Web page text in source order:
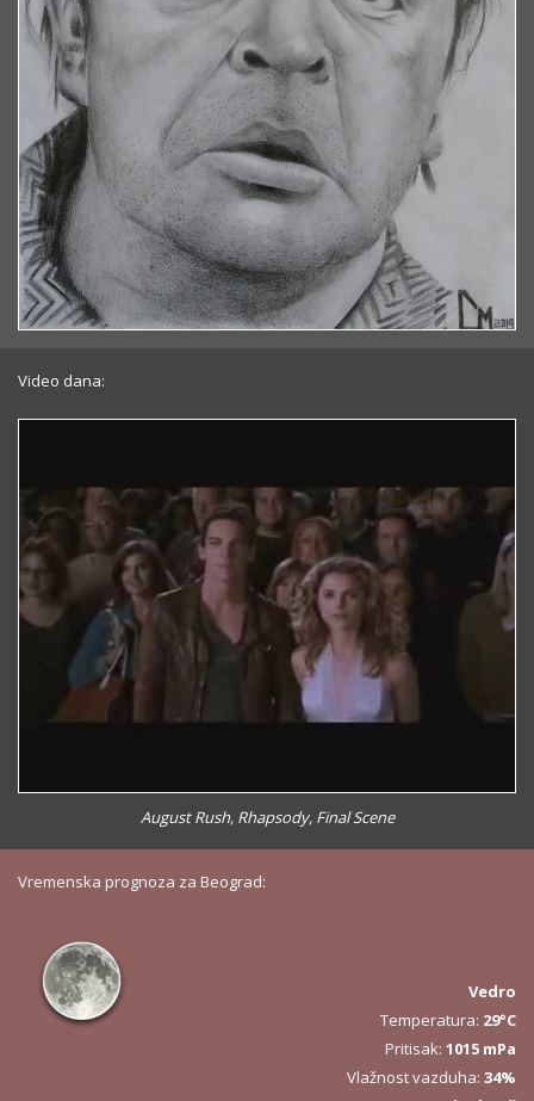
Video dana:
August Rush, Rhapsody, Final Scene
Vremenska prognoza za Beograd:
Vedro
Temperatura: 29°C
Pritisak: 1015 mPa
Vlažnost vazduha: 34%